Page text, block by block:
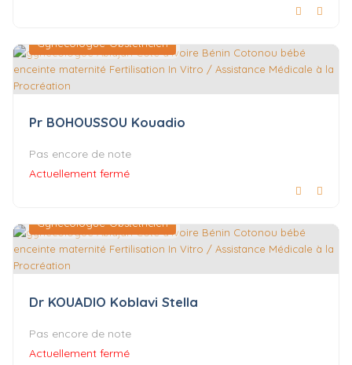
Gynécologue-Obstétricien
Pr BOHOUSSOU Kouadio
Pas encore de note
Actuellement fermé
Gynécologue-Obstétricien
Dr KOUADIO Koblavi Stella
Pas encore de note
Actuellement fermé